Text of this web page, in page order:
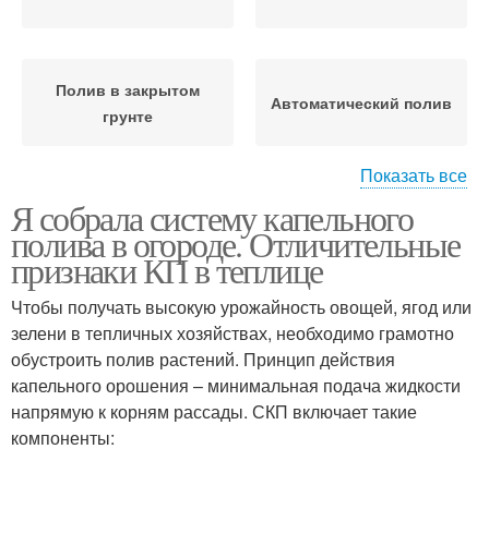
Полив в закрытом
грунте
Автоматический полив
Огород на даче
труб
Полив на даче
Показать все
Я собрала систему капельного
полива в огороде. Отличительные
признаки КП в теплице
Чтобы получать высокую урожайность овощей, ягод или
зелени в тепличных хозяйствах, необходимо грамотно
обустроить полив растений. Принцип действия
капельного орошения – минимальная подача жидкости
напрямую к корням рассады. СКП включает такие
компоненты: